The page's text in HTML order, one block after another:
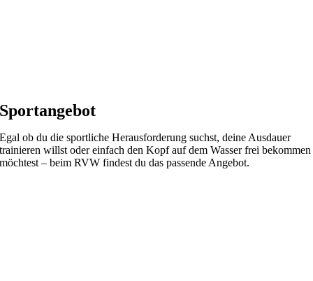
Sportangebot
Egal ob du die sportliche Herausforderung suchst, deine Ausdauer
trainieren willst oder einfach den Kopf auf dem Wasser frei bekommen
möchtest – beim RVW findest du das passende Angebot.